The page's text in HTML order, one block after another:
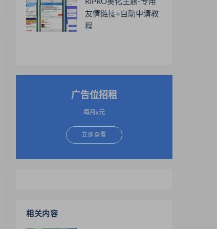
RIPRO美化主题-专用
友情链接+自助申请教
程
广告位招租
每月x元
立即查看
相关内容